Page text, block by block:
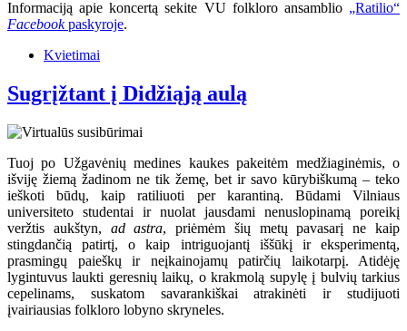
Informaciją apie koncertą sekite VU folkloro ansamblio „Ratilio“
Facebookpaskyroje.
Kvietimai
Sugrįžtant į Didžiąją aulą
Tuoj po Užgavėnių medines kaukes pakeitėm medžiaginėmis, o
išviję žiemą žadinom ne tik žemę, bet ir savo kūrybiškumą – teko
ieškoti būdų, kaip ratiliuoti per karantiną. Būdami Vilniaus
universiteto studentai ir nuolat jausdami nenuslopinamą poreikį
veržtis aukštyn, ad astra, priėmėm šių metų pavasarį ne kaip
stingdančią patirtį, o kaip intriguojantį iššūkį ir eksperimentą,
prasmingų paieškų ir neįkainojamų patirčių laikotarpį. Atidėję
lygintuvus laukti geresnių laikų, o krakmolą supylę į bulvių tarkius
cepelinams, suskatom savarankiškai atrakinėti ir studijuoti
įvairiausias folkloro lobyno skryneles.